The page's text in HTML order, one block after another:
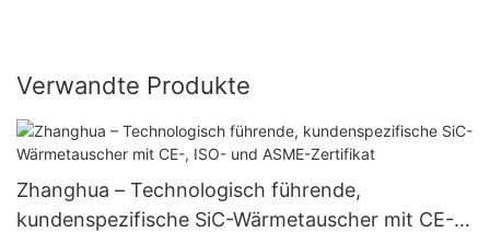
Verwandte Produkte
Zhanghua – Technologisch führende,
kundenspezifische SiC-Wärmetauscher mit CE-,